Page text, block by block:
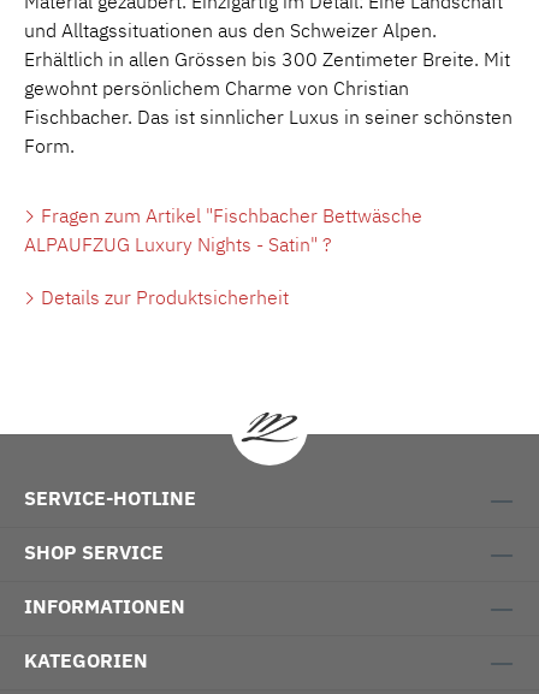
und Alltagssituationen aus den Schweizer Alpen.
Erhältlich in allen Grössen bis 300 Zentimeter Breite. Mit
gewohnt persönlichem Charme von Christian
Fischbacher. Das ist sinnlicher Luxus in seiner schönsten
Form.
Fragen zum Artikel "Fischbacher Bettwäsche
ALPAUFZUG Luxury Nights - Satin" ?
Details zur Produktsicherheit
SERVICE-HOTLINE
SHOP SERVICE
INFORMATIONEN
KATEGORIEN